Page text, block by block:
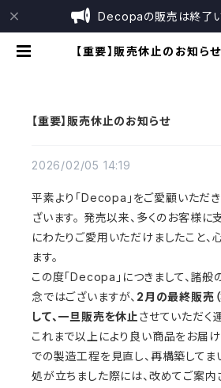
Decopaの販売は終了い
【重要】販売休止のお知ら
【重要】販売休止のお知らせ
2026/02/05 14:19
平素より「Decopa」をご愛顧いただ
ざいます。 発売以来、多くのお客様に
にわたりご愛用いただけましたこと、
ます。
この度「Decopa」につきまして、諸
念ではございますが、 2月の最終販売
して、一旦販売を休止させていただく
これまで以上により良い商品をお届け
での製造工程を見直し、再構築してま
処が立ちました際には、改めてご案内